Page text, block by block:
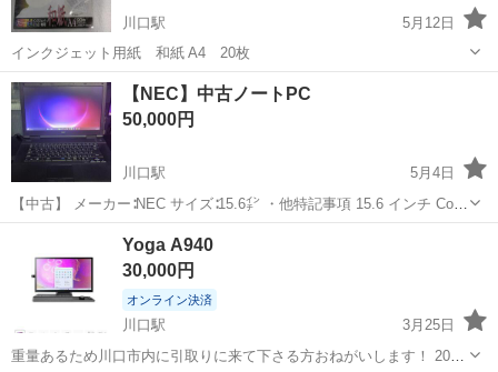
川口駅
5月12日
インクジェット用紙 和紙 A4 20枚
埼玉 川口市 川口駅 OA用品 用紙
【NEC】中古ノートPC
50,000円
川口駅
5月4日
【中古】 メーカー∶NEC サイズ∶15.6㌅ ・他特記事項 15.6 インチ Core
i5 8GB メモリ 高速 SSD256GB Microsoft Office
Professional(Word,EXCE...
Yoga A940
30,000円
オンライン決済
川口駅
3月25日
重量あるため川口市内に引取りに来て下さる方おねがいします！ 2019